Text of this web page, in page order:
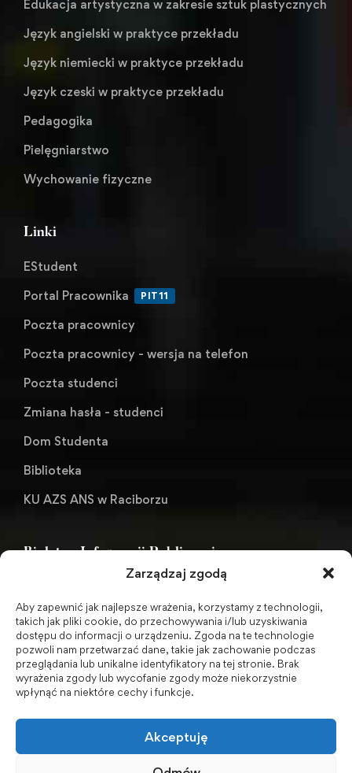
Zarządzaj zgodą
Aby zapewnić jak najlepsze wrażenia, korzystamy z technologii,
takich jak pliki cookie, do przechowywania i/lub uzyskiwania
dostępu do informacji o urządzeniu. Zgoda na te technologie
pozwoli nam przetwarzać dane, takie jak zachowanie podczas
przeglądania lub unikalne identyfikatory na tej stronie. Brak
wyrażenia zgody lub wycofanie zgody może niekorzystnie
wpłynąć na niektóre cechy i funkcje.
Akceptuję
Edukacja artystyczna w zakresie sztuk plastycznych
Język angielski w praktyce przekładu
Język niemiecki w praktyce przekładu
Język czeski w praktyce przekładu
Pedagogika
Pielęgniarstwo
Wychowanie fizyczne
Linki
EStudent
Portal Pracownika
PIT11
Poczta pracownicy
Poczta pracownicy - wersja na telefon
Poczta studenci
Zmiana hasła - studenci
Dom Studenta
Biblioteka
KU AZS ANS w Raciborzu
Biuletyn Informacji Publicznej
BIP - Biuletyn Informacji Publicznej PWSZ -
archiwum
Social Media